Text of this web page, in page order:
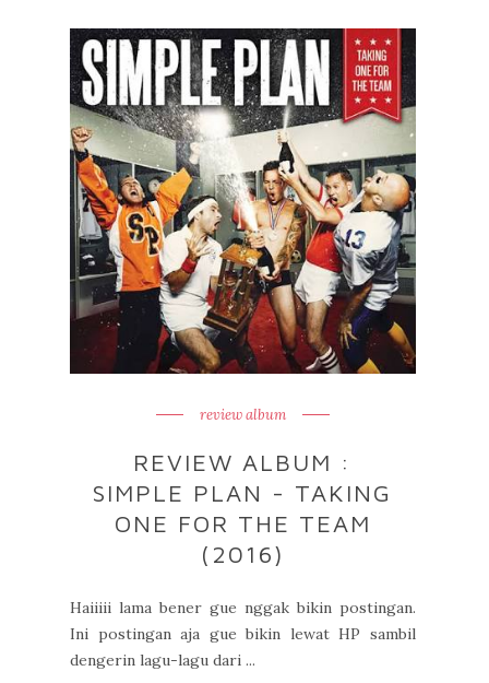
review album
REVIEW ALBUM :
SIMPLE PLAN - TAKING
ONE FOR THE TEAM
(2016)
Haiiiii lama bener gue nggak bikin postingan.
Ini postingan aja gue bikin lewat HP sambil
dengerin lagu-lagu dari ...